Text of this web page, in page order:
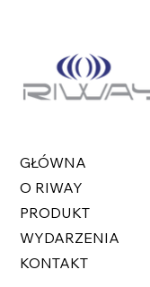
GŁÓWNA
O RIWAY
PRODUKT
WYDARZENIA
KONTAKT